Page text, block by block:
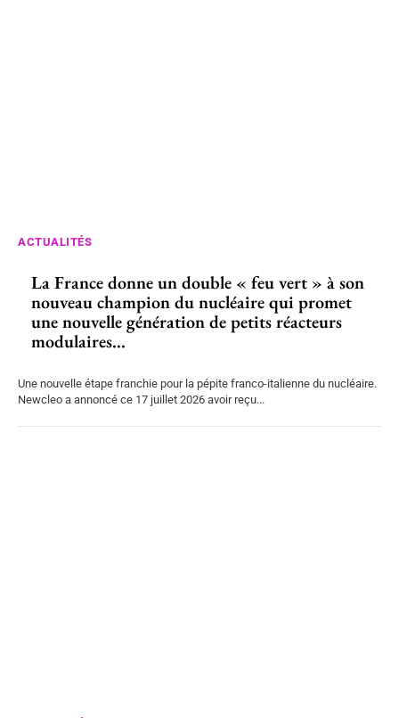
ACTUALITÉS
La France donne un double « feu vert » à son
nouveau champion du nucléaire qui promet
une nouvelle génération de petits réacteurs
modulaires...
Une nouvelle étape franchie pour la pépite franco-italienne du nucléaire.
Newcleo a annoncé ce 17 juillet 2026 avoir reçu...